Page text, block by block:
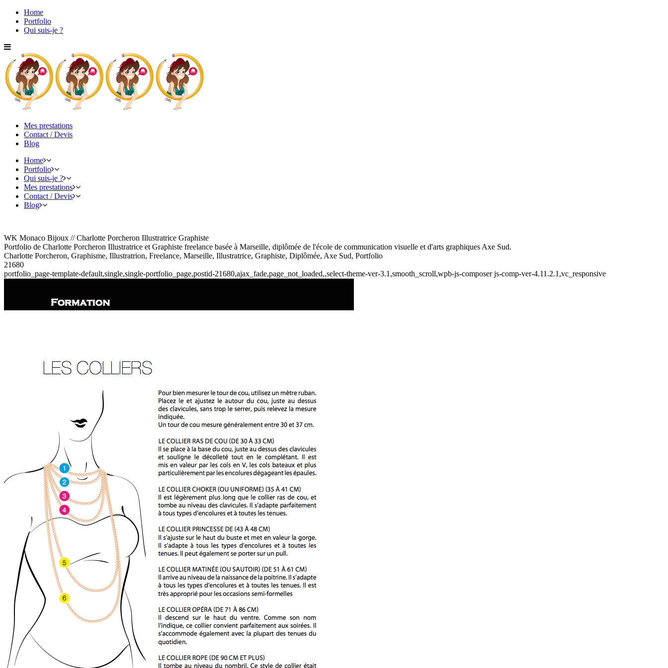
Home
Portfolio
Qui suis-je ?
Mes prestations
Contact / Devis
Blog
Home
Portfolio
Qui suis-je ?
Mes prestations
Contact / Devis
Blog
WK Monaco Bijoux // Charlotte Porcheron Illustratrice Graphiste
Portfolio de Charlotte Porcheron Illustratrice et Graphiste freelance basée à Marseille, diplômée de l'école de communication visuelle et d'arts graphiques Axe Sud.
Charlotte Porcheron, Graphisme, Illustratrion, Freelance, Marseille, Illustratrice, Graphiste, Diplômée, Axe Sud, Portfolio
21680
portfolio_page-template-default,single,single-portfolio_page,postid-21680,ajax_fade,page_not_loaded,,select-theme-ver-3.1,smooth_scroll,wpb-js-composer js-comp-ver-4.11.2.1,vc_responsive